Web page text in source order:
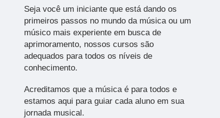
Seja você um iniciante que está dando os
primeiros passos no mundo da música ou um
músico mais experiente em busca de
aprimoramento, nossos cursos são
adequados para todos os níveis de
conhecimento.
Acreditamos que a música é para todos e
estamos aqui para guiar cada aluno em sua
jornada musical.